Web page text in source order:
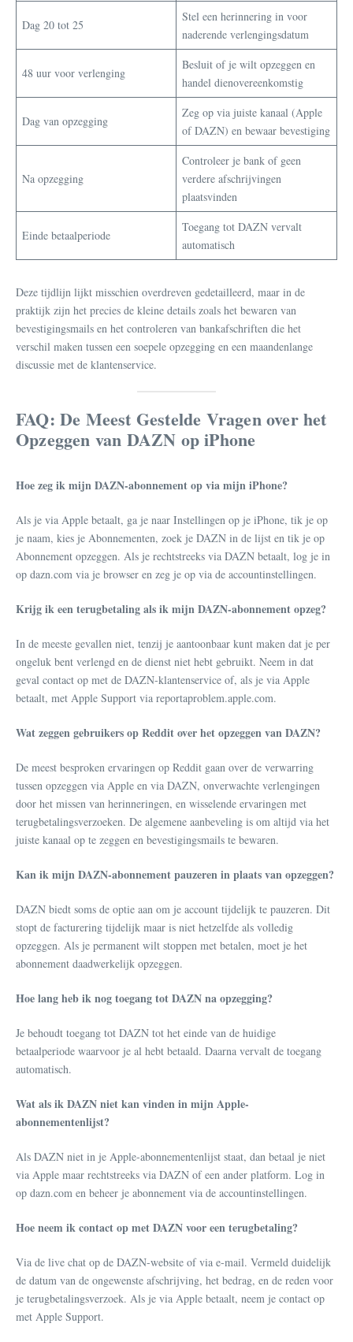
Dag 20 tot 25
Stel een herinnering in voor
naderende verlengingsdatum
48 uur voor verlenging
Besluit of je wilt opzeggen en
handel dienovereenkomstig
Dag van opzegging
Zeg op via juiste kanaal (Apple
of DAZN) en bewaar bevestiging
Na opzegging
Controleer je bank of geen
verdere afschrijvingen
plaatsvinden
Einde betaalperiode
Toegang tot DAZN vervalt
automatisch
Deze tijdlijn lijkt misschien overdreven gedetailleerd, maar in de
praktijk zijn het precies de kleine details zoals het bewaren van
bevestigingsmails en het controleren van bankafschriften die het
verschil maken tussen een soepele opzegging en een maandenlange
discussie met de klantenservice.
FAQ: De Meest Gestelde Vragen over het
Opzeggen van DAZN op iPhone
Hoe zeg ik mijn DAZN-abonnement op via mijn iPhone?
Als je via Apple betaalt, ga je naar Instellingen op je iPhone, tik je op
je naam, kies je Abonnementen, zoek je DAZN in de lijst en tik je op
Abonnement opzeggen. Als je rechtstreeks via DAZN betaalt, log je in
op dazn.com via je browser en zeg je op via de accountinstellingen.
Krijg ik een terugbetaling als ik mijn DAZN-abonnement opzeg?
In de meeste gevallen niet, tenzij je aantoonbaar kunt maken dat je per
ongeluk bent verlengd en de dienst niet hebt gebruikt. Neem in dat
geval contact op met de DAZN-klantenservice of, als je via Apple
betaalt, met Apple Support via reportaproblem.apple.com.
Wat zeggen gebruikers op Reddit over het opzeggen van DAZN?
De meest besproken ervaringen op Reddit gaan over de verwarring
tussen opzeggen via Apple en via DAZN, onverwachte verlengingen
door het missen van herinneringen, en wisselende ervaringen met
terugbetalingsverzoeken. De algemene aanbeveling is om altijd via het
juiste kanaal op te zeggen en bevestigingsmails te bewaren.
Kan ik mijn DAZN-abonnement pauzeren in plaats van opzeggen?
DAZN biedt soms de optie aan om je account tijdelijk te pauzeren. Dit
stopt de facturering tijdelijk maar is niet hetzelfde als volledig
opzeggen. Als je permanent wilt stoppen met betalen, moet je het
abonnement daadwerkelijk opzeggen.
Hoe lang heb ik nog toegang tot DAZN na opzegging?
Je behoudt toegang tot DAZN tot het einde van de huidige
betaalperiode waarvoor je al hebt betaald. Daarna vervalt de toegang
automatisch.
Wat als ik DAZN niet kan vinden in mijn Apple-
abonnementenlijst?
Als DAZN niet in je Apple-abonnementenlijst staat, dan betaal je niet
via Apple maar rechtstreeks via DAZN of een ander platform. Log in
op dazn.com en beheer je abonnement via de accountinstellingen.
Hoe neem ik contact op met DAZN voor een terugbetaling?
Via de live chat op de DAZN-website of via e-mail. Vermeld duidelijk
de datum van de ongewenste afschrijving, het bedrag, en de reden voor
je terugbetalingsverzoek. Als je via Apple betaalt, neem je contact op
met Apple Support.